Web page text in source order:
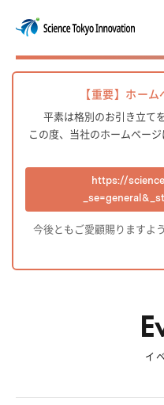
【重要】ホー
平素は格別のお引き立て
この度、当社のホームペー
https://
今後ともご愛顧賜りますよ
イ